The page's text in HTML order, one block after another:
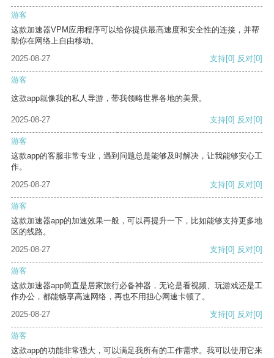
游客
这款加速器VPM应用程序可以给你提供最高速度和安全性的连接，并帮
助你在网络上自由移动。
2025-08-27
支持[0] 反对[0]
游客
这款app就像我的私人导游，带我领略世界各地的美景。
2025-08-27 支持[0] 反对[0]
游客
这款app的客服非常专业，遇到问题总是能够及时解决，让我能够安心工
作。
2025-08-27
支持[0] 反对[0]
游客
这款加速器app的加速效果一般，可以再提升一下，比如能够支持更多地
区的线路。
2025-08-27
支持[0] 反对[0]
游客
这款加速器app简直是居家旅行必备神器，无论是看视频、玩游戏还是工
作办公，都能畅享高速网络，再也不用担心网速卡顿了。
2025-08-27
支持[0] 反对[0]
游客
这款app的功能非常强大，可以满足我所有的工作需求。我可以使用它来